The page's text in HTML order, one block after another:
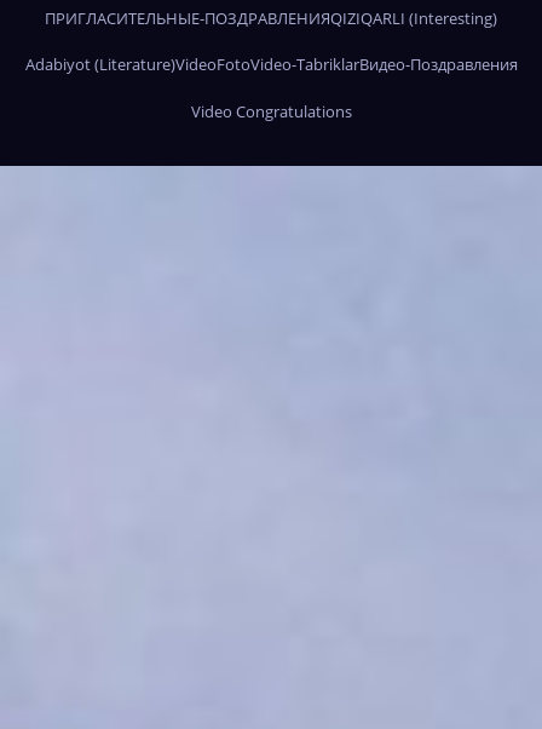
ПРИГЛАСИТЕЛЬНЫЕ-ПОЗДРАВЛЕНИЯQIZIQARLI (Interesting)
Adabiyot (Literature)VideoFotoVideo-TabriklarВидео-Поздравления
Video Congratulations